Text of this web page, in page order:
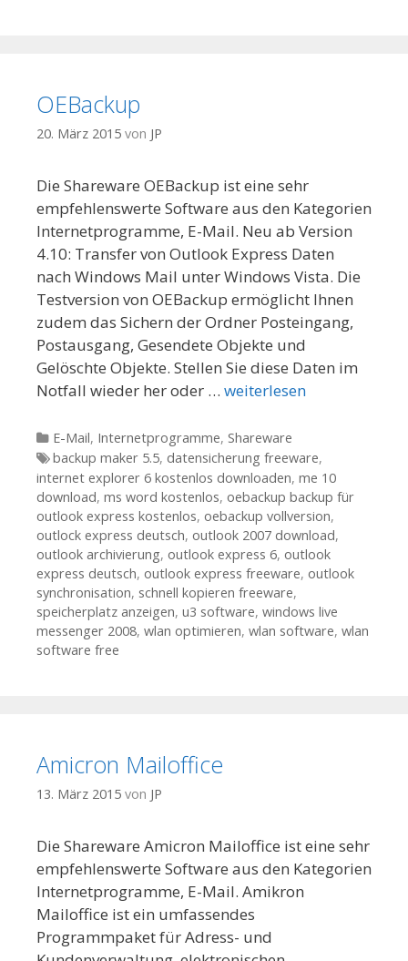
OEBackup
20. März 2015 von JP
Die Shareware OEBackup ist eine sehr
empfehlenswerte Software aus den Kategorien
Internetprogramme, E-Mail. Neu ab Version
4.10: Transfer von Outlook Express Daten
nach Windows Mail unter Windows Vista. Die
Testversion von OEBackup ermöglicht Ihnen
zudem das Sichern der Ordner Posteingang,
Postausgang, Gesendete Objekte und
Gelöschte Objekte. Stellen Sie diese Daten im
Notfall wieder her oder … weiterlesen
Kategorien
E-Mail, Internetprogramme, Shareware
Tags
backup maker 5.5, datensicherung freeware,
internet explorer 6 kostenlos downloaden, me 10
download, ms word kostenlos, oebackup backup für
outlook express kostenlos, oebackup vollversion,
outlock express deutsch, outlook 2007 download,
outlook archivierung, outlook express 6, outlook
express deutsch, outlook express freeware, outlook
synchronisation, schnell kopieren freeware,
speicherplatz anzeigen, u3 software, windows live
messenger 2008, wlan optimieren, wlan software, wlan
software free
Amicron Mailoffice
13. März 2015 von JP
Die Shareware Amicron Mailoffice ist eine sehr
empfehlenswerte Software aus den Kategorien
Internetprogramme, E-Mail. Amikron
Mailoffice ist ein umfassendes
Programmpaket für Adress- und